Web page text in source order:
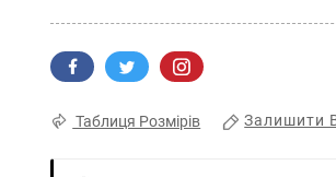
Таблиця Розмірів Залишити